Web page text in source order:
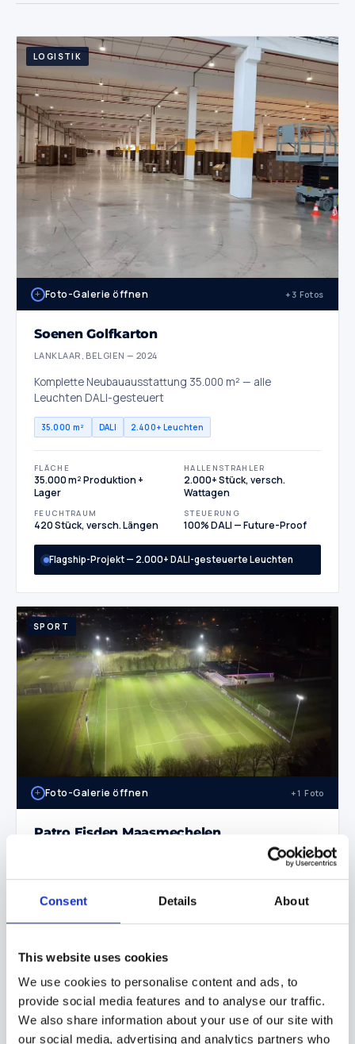
Consent Details About
This website uses cookies
We use cookies to personalise content and ads, to
provide social media features and to analyse our traffic.
We also share information about your use of our site with
our social media, advertising and analytics partners who
LOGISTIK
+ Foto-Galerie öffnen +3 Fotos
Soenen Golfkarton
LANKLAAR, BELGIEN — 2024
Komplette Neubauausstattung 35.000 m² — alle
Leuchten DALI-gesteuert
35.000 m² DALI 2.400+ Leuchten
FLÄCHE
35.000 m² Produktion +
Lager
HALLENSTRAHLER
2.000+ Stück, versch.
Wattagen
FEUCHTRAUM
420 Stück, versch. Längen
STEUERUNG
100% DALI — Future-Proof
Flagship-Projekt — 2.000+ DALI-gesteuerte Leuchten
SPORT
+ Foto-Galerie öffnen +1 Foto
Patro Eisden Maasmechelen
Pro League-Fußballverein — Komplettausstattung
Hauptfeld + 2 Jugendfelder
Pro League Sponsor 3 Felder
16× LED 1500 W 8× 1250 W (20°) + 8× 1500 W
TRAININGSFELD LICHTWERT
200 lux min. (Jugend)